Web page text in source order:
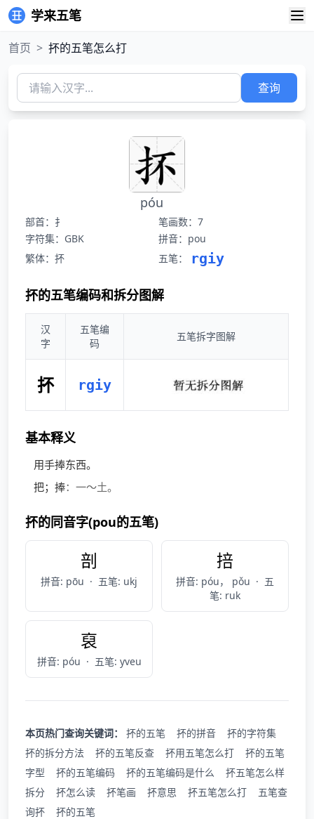
学来五笔
首页 > 抔的五笔怎么打
查询
póu
部首：扌
笔画数：7
字符集：GBK
拼音：pou
繁体：抔
五笔： rgiy
抔的五笔编码和拆分图解
汉
字
五笔编
码
五笔拆字图解
抔 rgiy
基本释义
用手捧东西。
把；捧：一～土。
抔的同音字(pou的五笔)
剖
拼音: pōu · 五笔: ukj
掊
拼音: póu， pǒu · 五
笔: ruk
裒
拼音: póu · 五笔: yveu
本页热门查询关键词： 抔的五笔 抔的拼音
抔的字符集
抔的拆分方法
抔的五笔反查 抔用五笔怎么打
抔的五笔
字型
抔的五笔编码 抔的五笔编码是什么
抔五笔怎么样
拆分
抔怎么读 抔笔画 抔意思 抔五笔怎么打
五笔查
询抔
抔的五笔